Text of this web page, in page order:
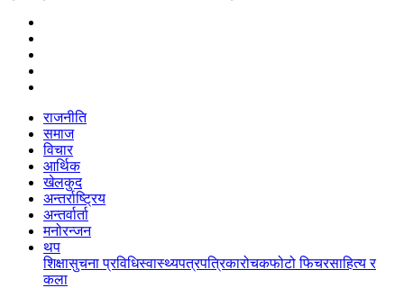
राजनीति
समाज
विचार
आर्थिक
खेलकुद
अन्तर्राष्ट्रिय
अन्तर्वार्ता
मनोरन्जन
थप
शिक्षासुचना प्रविधिस्वास्थ्यपत्रपत्रिकारोचकफोटो फिचरसाहित्य र
कला